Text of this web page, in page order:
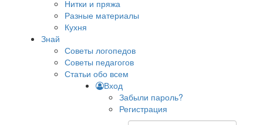
Нитки и пряжа
Разные материалы
Кухня
Знай
Советы логопедов
Советы педагогов
Статьи обо всем
Вход
Забыли пароль?
Регистрация